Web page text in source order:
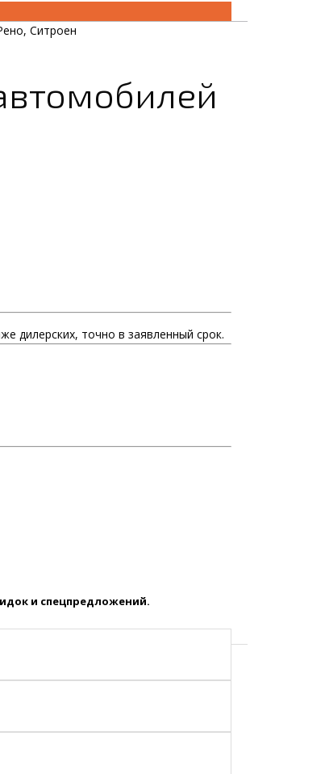
Ситроен
дилерских, точно в заявленный срок.
и спецпредложений.